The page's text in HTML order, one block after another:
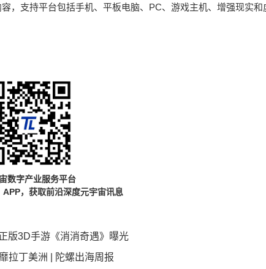
，支持平台包括手机、平板电脑、PC、游戏主机、增强现实和
数字产业服务平台
，获取前沿深度元宇宙讯息
版3D手游《消消奇遇》曝光
拉丁美洲 | 陀螺出海周报